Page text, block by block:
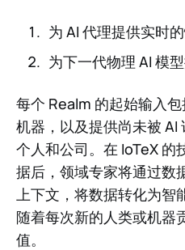
为 AI 代理提供实时的
为下一代物理 AI 模
每个 Realm 的起始输入
机器，以及提供尚未被 AI
个人和公司。在 IoTeX 的
据后，领域专家将通过数
上下文，将数据转化为智
随着每次新的人类或机器
值。